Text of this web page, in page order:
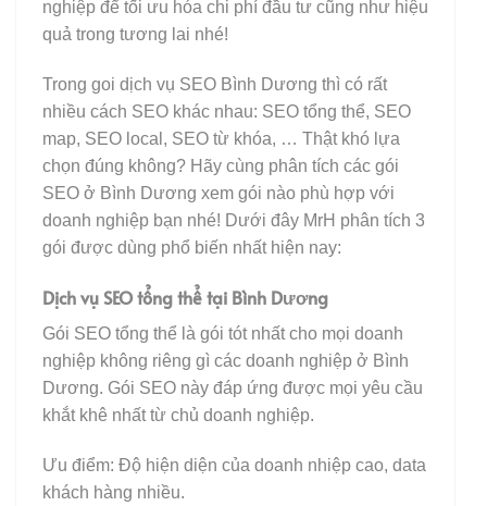
nghiệp để tối ưu hóa chi phí đầu tư cũng như hiệu
quả trong tương lai nhé!
Trong goi dịch vụ SEO Bình Dương thì có rất
nhiều cách SEO khác nhau: SEO tổng thể, SEO
map, SEO local, SEO từ khóa, … Thật khó lựa
chọn đúng không? Hãy cùng phân tích các gói
SEO ở Bình Dương xem gói nào phù hợp với
doanh nghiệp bạn nhé! Dưới đây MrH phân tích 3
gói được dùng phổ biến nhất hiện nay:
Dịch vụ SEO tổng thể tại Bình Dương
Gói SEO tổng thể là gói tót nhất cho mọi doanh
nghiệp không riêng gì các doanh nghiệp ở Bình
Dương. Gói SEO này đáp ứng được mọi yêu cầu
khắt khê nhất từ chủ doanh nghiệp.
Ưu điểm: Độ hiện diện của doanh nhiệp cao, data
khách hàng nhiều.